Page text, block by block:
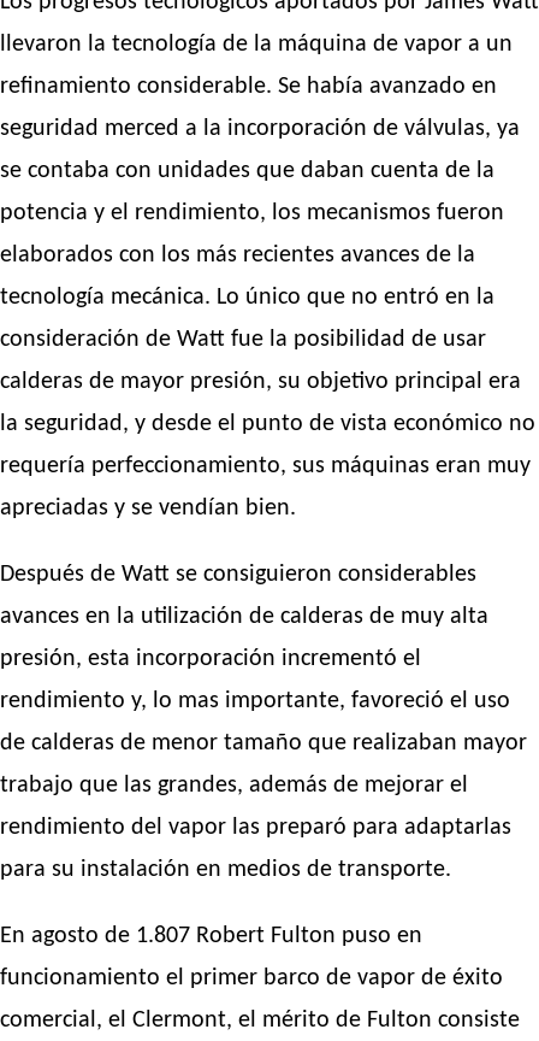
llevaron la tecnología de la máquina de vapor a un
refinamiento considerable. Se había avanzado en
seguridad merced a la incorporación de válvulas, ya
se contaba con unidades que daban cuenta de la
potencia y el rendimiento, los mecanismos fueron
elaborados con los más recientes avances de la
tecnología mecánica. Lo único que no entró en la
consideración de Watt fue la posibilidad de usar
calderas de mayor presión, su objetivo principal era
la seguridad, y desde el punto de vista económico no
requería perfeccionamiento, sus máquinas eran muy
apreciadas y se vendían bien.
Después de Watt se consiguieron considerables
avances en la utilización de calderas de muy alta
presión, esta incorporación incrementó el
rendimiento y, lo mas importante, favoreció el uso
de calderas de menor tamaño que realizaban mayor
trabajo que las grandes, además de mejorar el
rendimiento del vapor las preparó para adaptarlas
para su instalación en medios de transporte.
En agosto de 1.807 Robert Fulton puso en
funcionamiento el primer barco de vapor de éxito
comercial, el Clermont, el mérito de Fulton consiste